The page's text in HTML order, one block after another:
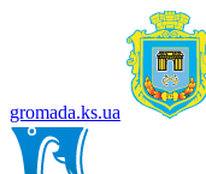
gromada.ks.ua